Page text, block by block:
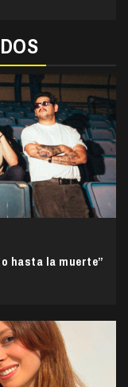
hasta la muerte”